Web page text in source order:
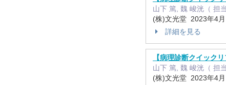
山下 篤, 魏 峻洸（ 担
(株)文光堂 2023年4月
詳細を見る
【病理診断クイック
山下 篤, 魏 峻洸（ 担
(株)文光堂 2023年4月